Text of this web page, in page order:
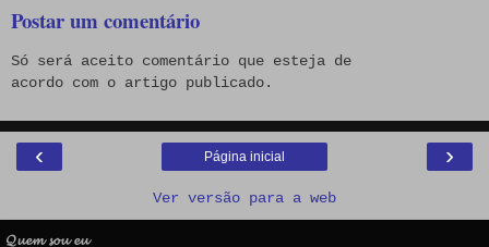
Postar um comentário
Só será aceito comentário que esteja de
acordo com o artigo publicado.
‹ ›
Página inicial
Ver versão para a web
𝓠𝓾𝓮𝓶 𝓼𝓸𝓾 𝓮𝓾